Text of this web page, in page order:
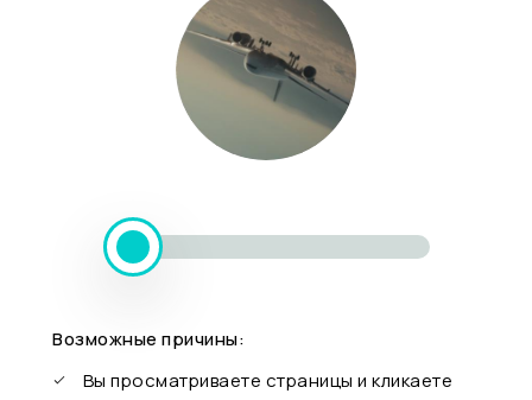
Возможные причины:
Вы просматриваете страницы и кликаете